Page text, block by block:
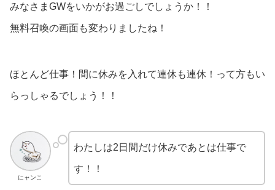
みなさまGWをいかがお過ごしでしょうか！！
無料召喚の画面も変わりましたね！
ほとんど仕事！間に休みを入れて連休も連休！って方もい
らっしゃるでしょう！！
にャンこ
わたしは2日間だけ休みであとは仕事で
す！！